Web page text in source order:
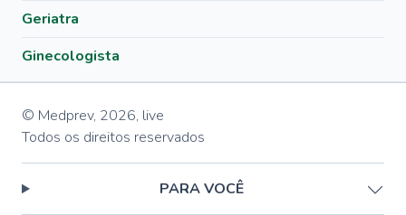
Geriatra
Ginecologista
© Medprev, 2026, live
Todos os direitos reservados
PARA VOCÊ